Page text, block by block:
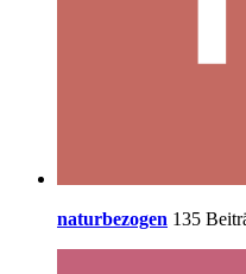
naturbezogen 135